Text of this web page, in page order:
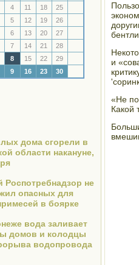
4 11 18
25
5 12 19
26
6 13 20
27
7 14 21
28
8 15 22
29
9 16 23 30
дома сгорели в
области накануне,
Роcпотребнадзор не
опасных для
в боярке
вода заливает
домов и колодцы
водопровода
и
«Не
Какой